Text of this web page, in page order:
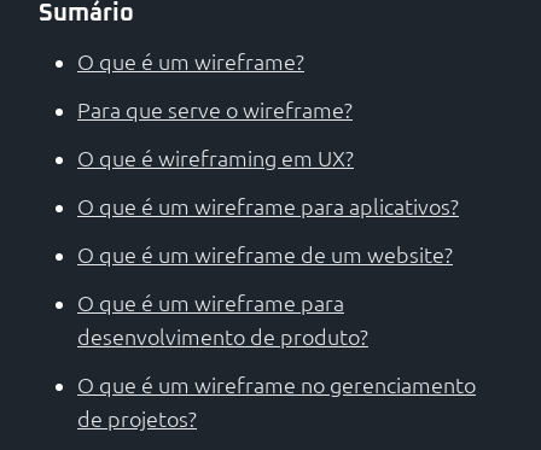
Sumário
O que é um wireframe?
Para que serve o wireframe?
O que é wireframing em UX?
O que é um wireframe para aplicativos?
O que é um wireframe de um website?
O que é um wireframe para
desenvolvimento de produto?
O que é um wireframe no gerenciamento
de projetos?